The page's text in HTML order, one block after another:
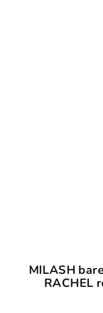
MILASH
RACHEL